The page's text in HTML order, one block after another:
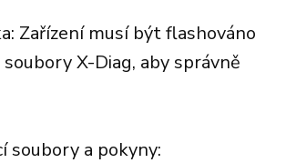
Zařízení musí být flashováno
X-Diag, aby správně
soubory a pokyny: